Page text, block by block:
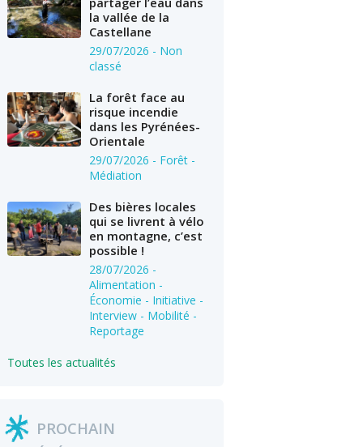
la vallée de la
Castellane
29/07/2026 - Non
classé
La forêt face au
risque incendie
dans les Pyrénées-
Orientale
29/07/2026 - Forêt -
Médiation
Des bières locales
qui se livrent à vélo
en montagne, c’est
possible !
28/07/2026 -
Alimentation -
Économie - Initiative -
Interview - Mobilité -
Reportage
Toutes les actualités
PROCHAIN